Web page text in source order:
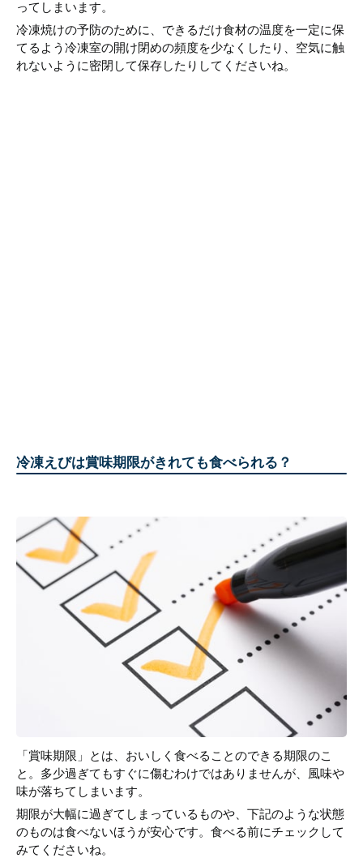
ってしまいます。
冷凍焼けの予防のために、できるだけ食材の温度を一定に保
てるよう冷凍室の開け閉めの頻度を少なくしたり、空気に触
れないように密閉して保存したりしてくださいね。
冷凍えびは賞味期限がきれても食べられる？
「賞味期限」とは、おいしく食べることのできる期限のこ
と。多少過ぎてもすぐに傷むわけではありませんが、風味や
味が落ちてしまいます。
期限が大幅に過ぎてしまっているものや、下記のような状態
のものは食べないほうが安心です。食べる前にチェックして
みてくださいね。